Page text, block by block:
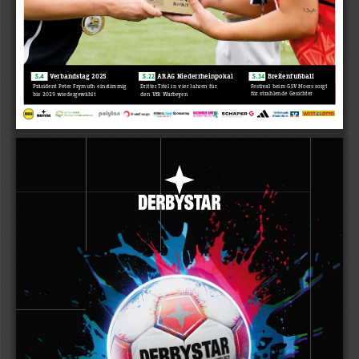
S.4 Verbandstag 2025
Präsident Peter Frymuth einstimmig
bis 2029 wiedergewählt
S.22
   ARAG Niederrheinpokal
Dritter Titel in vier Jahren für
den VfR Warbeyen
S.34
   Breitenfußball
Festival beim GSV Moers sorgt
für strahlende Gesichter